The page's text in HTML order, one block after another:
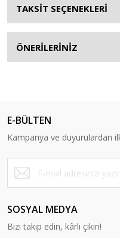
TAKSİT SEÇENEKLERİ
ÖNERİLERİNİZ
E-BÜLTEN
Kampanya ve duyurulardan
SOSYAL MEDYA
Bizi takip edin, kârlı çıkın!